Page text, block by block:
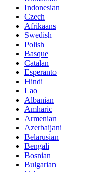
Indonesian
Czech
Afrikaans
Swedish
Polish
Basque
Catalan
Esperanto
Hindi
Lao
Albanian
Amharic
Armenian
Azerbaijani
Belarusian
Bengali
Bosnian
Bulgarian